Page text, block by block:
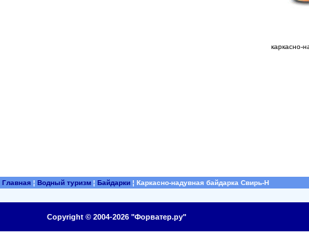
каркасно-
Главная ¦ Водный туризм ¦ Байдарки ¦ Каркасно-надувная байдарка Свирь-Н
Copyright © 2004-2026 "Форватер.ру"